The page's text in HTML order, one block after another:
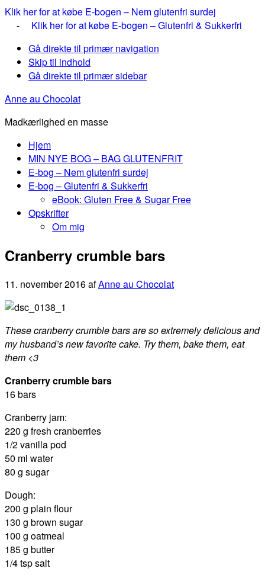
Klik her for at købe E-bogen – Nem glutenfri surdej
- Klik her for at købe E-bogen – Glutenfri & Sukkerfri
Gå direkte til primær navigation
Skip til indhold
Gå direkte til primær sidebar
Anne au Chocolat
Madkærlighed en masse
Hjem
MIN NYE BOG – BAG GLUTENFRIT
E-bog – Nem glutenfri surdej
E-bog – Glutenfri & Sukkerfri
eBook: Gluten Free & Sugar Free
Opskrifter
Om mig
Cranberry crumble bars
11. november 2016afAnne au Chocolat
These cranberry crumble bars are so extremely delicious and
my husband’s new favorite cake. Try them, bake them, eat
them <3
Cranberry crumble bars
16 bars
Cranberry jam:
220 g fresh cranberries
1/2 vanilla pod
50 ml water
80 g sugar
Dough:
200 g plain flour
130 g brown sugar
100 g oatmeal
185 g butter
1/4 tsp salt